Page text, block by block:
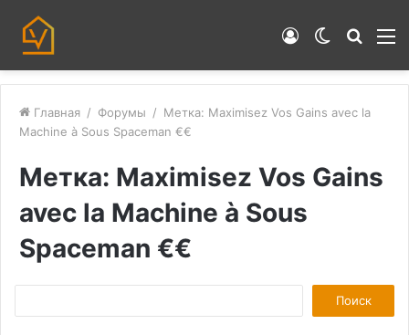
Switch
Войти
Главная / Форумы / Метка: Maximisez Vos Gains avec la
Machine à Sous Spaceman €€
Метка: Maximisez Vos Gains
avec la Machine à Sous
Spaceman €€
о